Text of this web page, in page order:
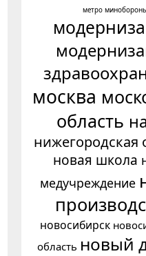
метро
москва
область
нижегородская
новая школа
медучреждение
новосибирск
область новый